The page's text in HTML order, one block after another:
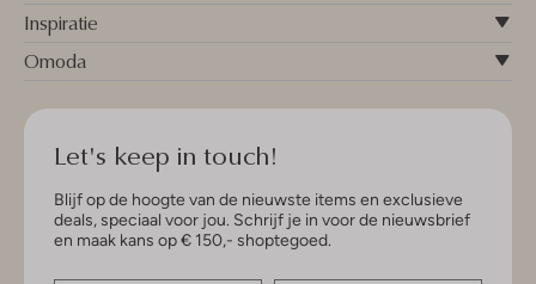
Inspiratie
Omoda
Let's keep in touch!
Blijf op de hoogte van de nieuwste items en exclusieve
deals, speciaal voor jou. Schrijf je in voor de nieuwsbrief
en maak kans op € 150,- shoptegoed.